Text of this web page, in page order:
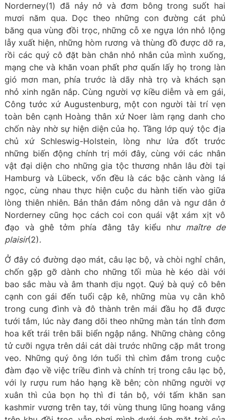
Norderney(1) đã nảy nở và đơm bông trong suốt hai
mươi năm qua. Dọc theo những con đường cát phủ
băng qua vùng đồi trọc, những cỗ xe ngựa lớn nhỏ lộng
lẫy xuất hiện, những hòm rương và thùng đồ được dỡ ra,
rồi các quý cô đặt bàn chân nhỏ nhắn của mình xuống,
mạng che và khăn voan phất phơ quấn lấy họ trong làn
gió mơn man, phía trước là dãy nhà trọ và khách sạn
nhỏ xinh ngăn nắp. Cùng người vợ kiều diễm và em gái,
Công tước xứ Augustenburg, một con người tài trí vẹn
toàn bên cạnh Hoàng thân xứ Noer làm rạng danh cho
chốn này nhờ sự hiện diện của họ. Tầng lớp quý tộc địa
chủ xứ Schleswig-Holstein, lòng như lửa đốt trước
những biến động chính trị mới đây, cùng với các nhân
vật đại diện cho những gia tộc thương nhân lâu đời tại
Hamburg và Lübeck, vốn đều là các bậc cành vàng lá
ngọc, cùng nhau thực hiện cuộc du hành tiến vào giữa
lòng thiên nhiên. Bản thân đám nông dân và ngư dân ở
Norderney cũng học cách coi con quái vật xám xịt vô
đạo và ghê tởm phía đằng tây kiểu như maître de
plaisir(2).
Ở đây có đường dạo mát, câu lạc bộ, và chòi nghỉ chân,
chốn gặp gỡ dành cho những tối mùa hè kéo dài với
bao sắc màu và âm thanh dịu ngọt. Quý bà quý cô bên
cạnh con gái đến tuổi cập kê, những mùa vụ cằn khô
trong cung đình và đô thành trên mái đầu họ đã được
tưới tắm, lúc này đang dõi theo những màn tán tỉnh đơm
hoa kết trái trên bãi biển ngập nắng. Những chàng công
tử cưỡi ngựa trên dải cát dài trước những cặp mắt trong
veo. Những quý ông lớn tuổi thì chìm đắm trong cuộc
đàm đạo về việc triều đình và chính trị trong câu lạc bộ,
với ly rượu rum hảo hạng kề bên; còn những người vợ
xuân thì của bọn họ thì đi tản bộ, với tấm khăn san
kashmir vương trên tay, tới vùng thung lũng hoang vắng